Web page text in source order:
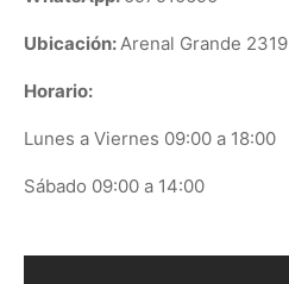
Ubicación:Arenal Grande 2319
Horario:
Lunes a Viernes 09:00 a 18:00
Sábado 09:00 a 14:00